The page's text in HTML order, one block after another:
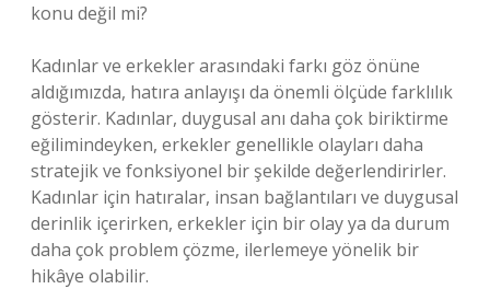
konu değil mi?
Kadınlar ve erkekler arasındaki farkı göz önüne
aldığımızda, hatıra anlayışı da önemli ölçüde farklılık
gösterir. Kadınlar, duygusal anı daha çok biriktirme
eğilimindeyken, erkekler genellikle olayları daha
stratejik ve fonksiyonel bir şekilde değerlendirirler.
Kadınlar için hatıralar, insan bağlantıları ve duygusal
derinlik içerirken, erkekler için bir olay ya da durum
daha çok problem çözme, ilerlemeye yönelik bir
hikâye olabilir.